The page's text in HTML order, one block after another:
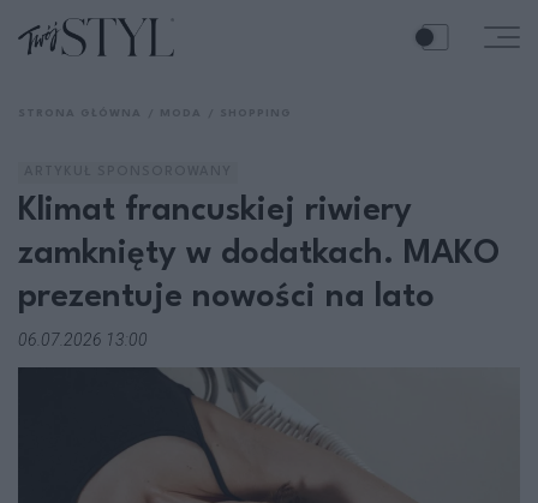
Klimat francuskiej riwiery
zamknięty w dodatkach. MAKO
prezentuje nowości na lato
06.07.2026 13:00